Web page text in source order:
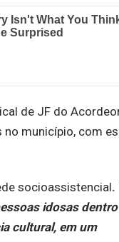
de JF do
município, com
socioassistencial.
idosas
cultural, em um